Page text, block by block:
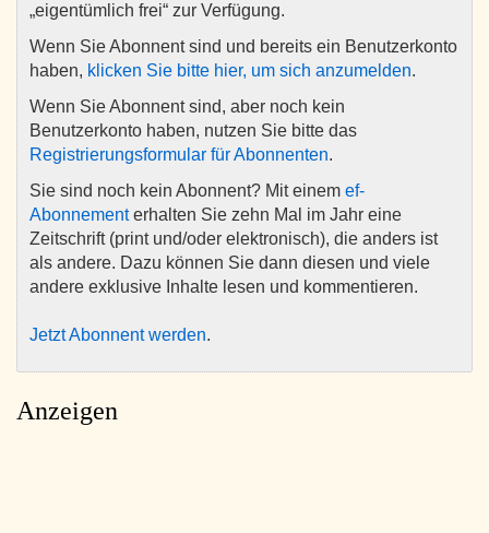
„eigentümlich frei“ zur Verfügung.
Wenn Sie Abonnent sind und bereits ein Benutzerkonto
haben, klicken Sie bitte hier, um sich anzumelden.
Wenn Sie Abonnent sind, aber noch kein
Benutzerkonto haben, nutzen Sie bitte das
Registrierungsformular für Abonnenten.
Sie sind noch kein Abonnent? Mit einem ef-
Abonnementerhalten Sie zehn Mal im Jahr eine
Zeitschrift (print und/oder elektronisch), die anders ist
als andere. Dazu können Sie dann diesen und viele
andere exklusive Inhalte lesen und kommentieren.
Jetzt Abonnent werden.
Anzeigen